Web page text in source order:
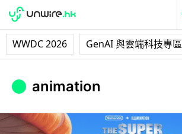
WWDC 2026 GenAI 與雲端科技專區
animation